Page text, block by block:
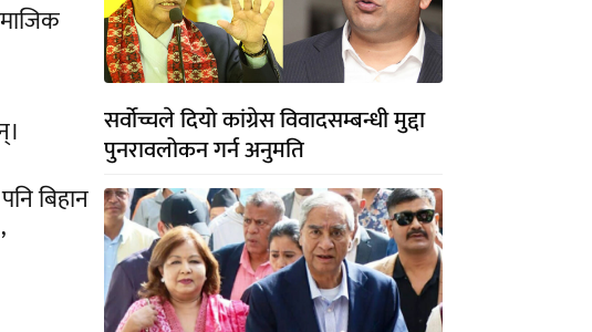
बिहान
सर्वोच्चले दियो कांग्रेस विवादसम्बन्धी मुद्दा
पुनरावलोकन गर्न अनुमति